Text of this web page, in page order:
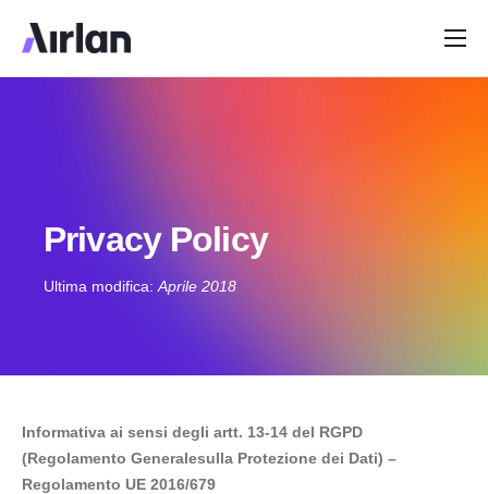
Home
InfoPrivacy Policy
Ultima modifica: Aprile 2018
Informativa ai sensi degli artt. 13-14 del RGPD
(Regolamento Generalesulla Protezione dei Dati) –
Regolamento UE 2016/679